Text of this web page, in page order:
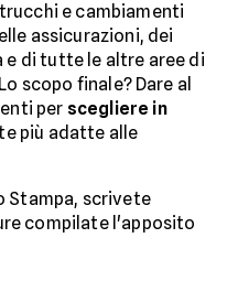
e cambiamenti
assicurazioni, dei
e di tutte le altre aree di
scopo finale? Dare al
per scegliere in
più adatte alle
Stampa, scrivete
compilate l'apposito